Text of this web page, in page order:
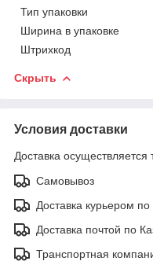
Тип упаковки
Ширина в упаковке
Штрихкод
Скрыть
Условия доставки
Доставка осуществляется
Самовывоз
Доставка курьером
Доставка почтой по
Транспортная